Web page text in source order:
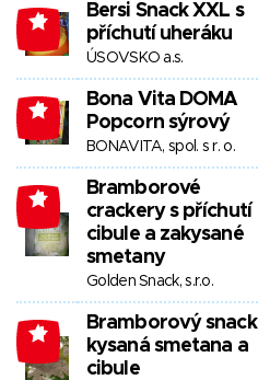
-4
Bersi Snack XXL s
příchutí uheráku
ÚSOVSKO a.s.
-4
Bona Vita DOMA
Popcorn sýrový
BONAVITA, spol. s r. o.
-4
Bramborové
crackery s příchutí
cibule a zakysané
smetany
Golden Snack, s.r.o.
-4
Bramborový snack
kysaná smetana a
cibule